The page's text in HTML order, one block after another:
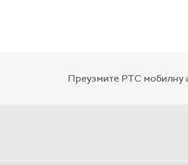
Преузмите РТС мобилну